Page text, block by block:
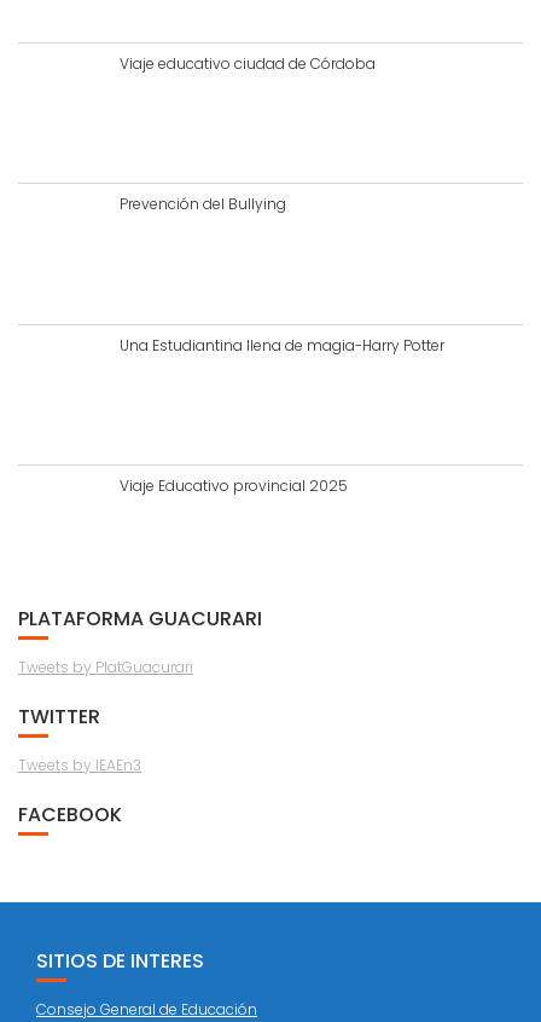
Viaje educativo ciudad de Córdoba
Prevención del Bullying
Una Estudiantina llena de magia-Harry Potter
Viaje Educativo provincial 2025
PLATAFORMA GUACURARI
Tweets by PlatGuacurari
TWITTER
Tweets by IEAEn3
FACEBOOK
SITIOS DE INTERES
Consejo General de Educación